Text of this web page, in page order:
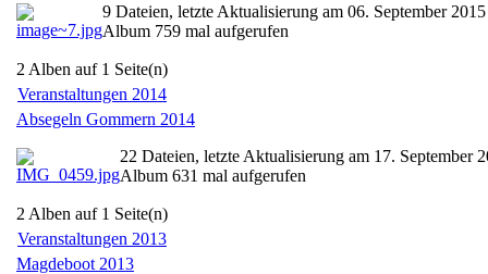
9 Dateien, letzte Aktualisierung am 06. September 2015
Album 759 mal aufgerufen
2 Alben auf 1 Seite(n)
Veranstaltungen 2014
Absegeln Gommern 2014
22 Dateien, letzte Aktualisierung am 17. September
Album 631 mal aufgerufen
2 Alben auf 1 Seite(n)
Veranstaltungen 2013
Magdeboot 2013